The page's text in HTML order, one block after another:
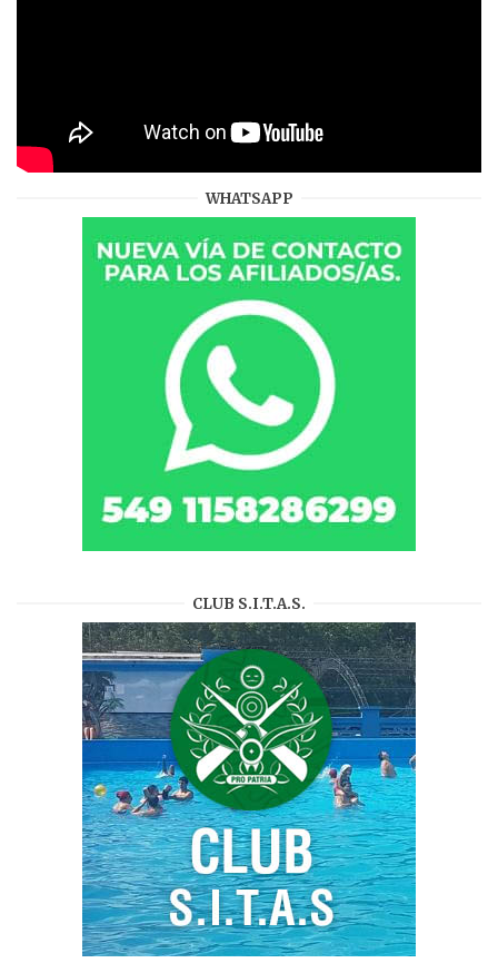
WHATSAPP
CLUB S.I.T.A.S.